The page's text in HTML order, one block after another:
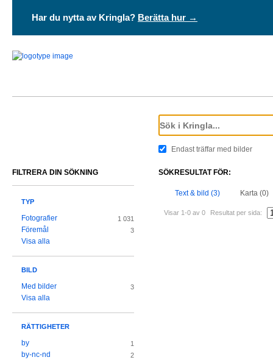
Har du nytta av Kringla? Berätta hur →
Endast träffar med bilder
SÖKRESULTAT FÖR:
Text & bild (3) Karta (0)
Visar 1-0 av 0 Resultat per sida:
FILTRERA DIN SÖKNING
TYP
Fotografier 1 031
Föremål 3
Visa alla
BILD
Med bilder 3
Visa alla
RÄTTIGHETER
by 1
by-nc-nd 2